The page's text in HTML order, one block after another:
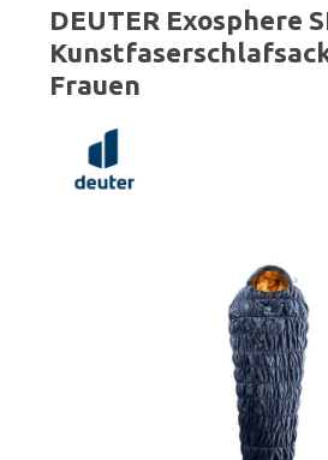
DEUTER Exosphere
Frauen